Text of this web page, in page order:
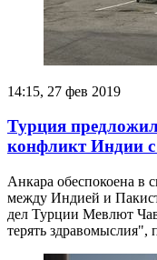
14:15, 27 фев 2019
Турция
конфликт Индии
Анкара обеспокоена в
между Индией и
дел Турции Мевлют
терять здравомыслия",